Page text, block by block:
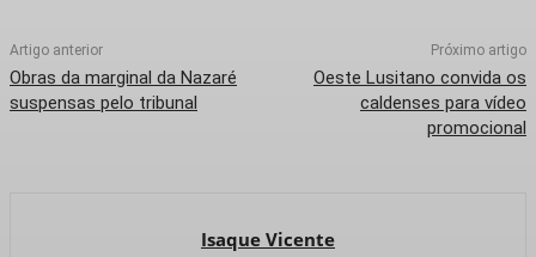
Artigo anterior
Obras da marginal da Nazaré
suspensas pelo tribunal
Próximo artigo
Oeste Lusitano convida os
caldenses para vídeo
promocional
Isaque Vicente